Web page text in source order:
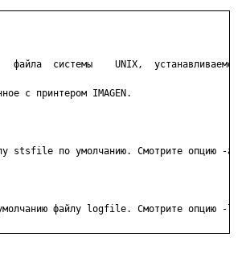
файла  системы    UNIX,
с принтером IMAGEN.
stsfile по умолчанию. Смотрите опцию -a.
файлу logfile. Смотрите опцию -l.